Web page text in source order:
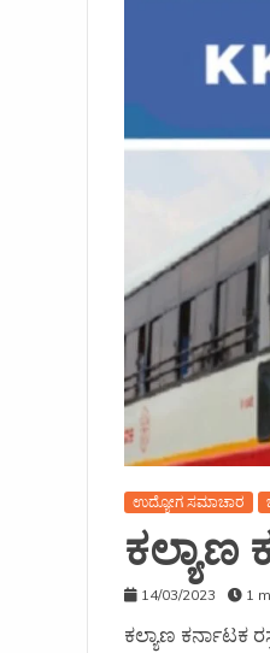
ಉದ್ಯೋಗ ಸಮಾಚಾರ
ಕಲ್ಯಾಣ
14/03/2023 1
ಕಲ್ಯಾಣ ಕರ್ನಾಟಕ